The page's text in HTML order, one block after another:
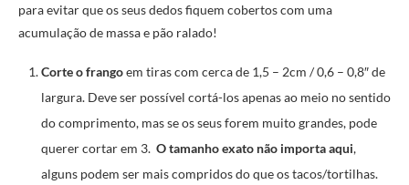
para evitar que os seus dedos fiquem cobertos com uma
acumulação de massa e pão ralado!
Corte o frangoem tiras com cerca de 1,5 – 2cm / 0,6 – 0,8″ de
largura. Deve ser possível cortá-los apenas ao meio no sentido
do comprimento, mas se os seus forem muito grandes, pode
querer cortar em 3. O tamanho exato não importa aqui,
alguns podem ser mais compridos do que os tacos/tortilhas.